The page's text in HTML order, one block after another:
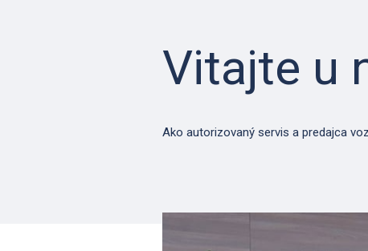
Vitajte u
Ako autorizovaný servis a predajca